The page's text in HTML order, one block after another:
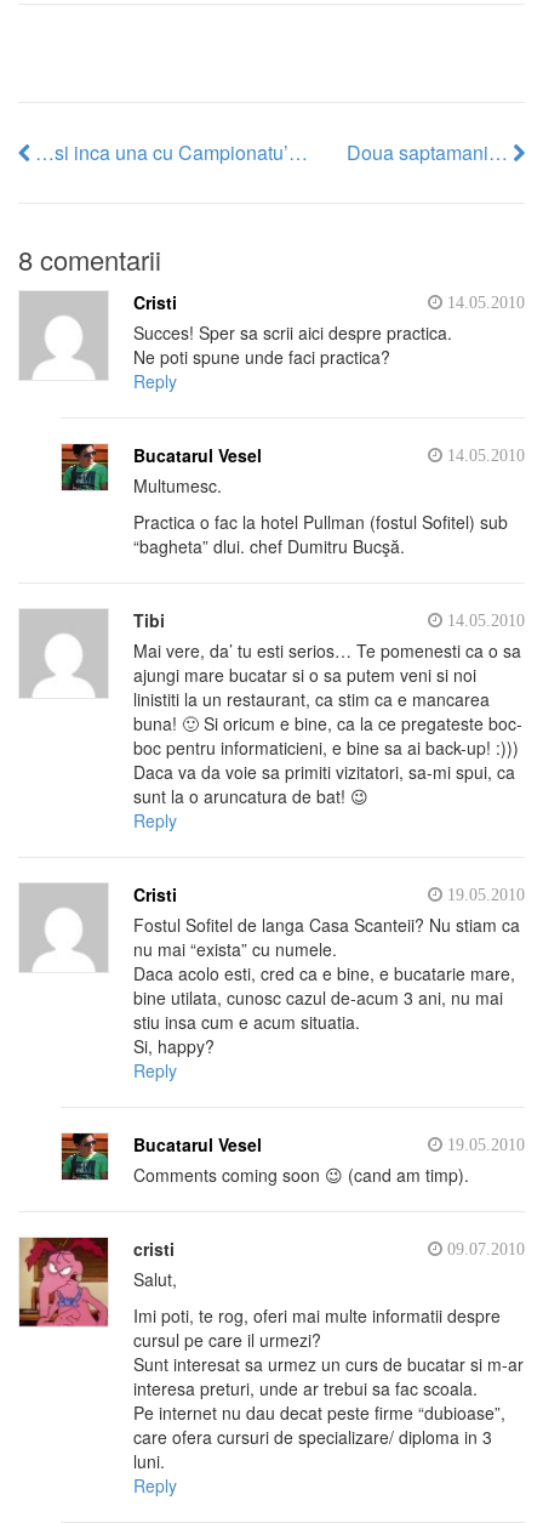
…si inca una cu Campionatu’… Doua saptamani…
8 comentarii
14.05.2010
Cristi
Succes! Sper sa scrii aici despre practica.
Ne poti spune unde faci practica?
Reply
14.05.2010
Bucatarul Vesel
Multumesc.
Practica o fac la hotel Pullman (fostul Sofitel) sub
“bagheta” dlui. chef Dumitru Bucşă.
14.05.2010
Tibi
Mai vere, da’ tu esti serios… Te pomenesti ca o sa
ajungi mare bucatar si o sa putem veni si noi
linistiti la un restaurant, ca stim ca e mancarea
buna! 🙂 Si oricum e bine, ca la ce pregateste boc-
boc pentru informaticieni, e bine sa ai back-up! :)))
Daca va da voie sa primiti vizitatori, sa-mi spui, ca
sunt la o aruncatura de bat! 😉
Reply
19.05.2010
Cristi
Fostul Sofitel de langa Casa Scanteii? Nu stiam ca
nu mai “exista” cu numele.
Daca acolo esti, cred ca e bine, e bucatarie mare,
bine utilata, cunosc cazul de-acum 3 ani, nu mai
stiu insa cum e acum situatia.
Si, happy?
Reply
19.05.2010
Bucatarul Vesel
Comments coming soon 😉 (cand am timp).
09.07.2010
cristi
Salut,
Imi poti, te rog, oferi mai multe informatii despre
cursul pe care il urmezi?
Sunt interesat sa urmez un curs de bucatar si m-ar
interesa preturi, unde ar trebui sa fac scoala.
Pe internet nu dau decat peste firme “dubioase”,
care ofera cursuri de specializare/ diploma in 3
luni.
Reply